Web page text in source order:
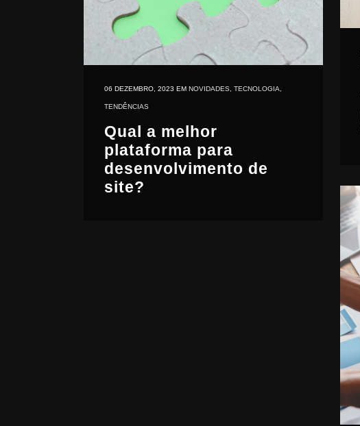
06 DEZEMBRO, 2023 EM NOVIDADES TECNOLOGIA
TENDÊNCIAS
Qual a melhor
plataforma para
desenvolvimento de
site?